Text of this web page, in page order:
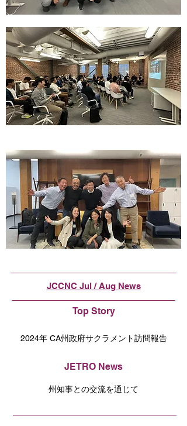
JCCNC Jul / Aug News
Top Story
JETRO News
州知事との交流を通じて
2024年 CA州政府サクラメント訪問報告